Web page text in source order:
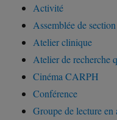
Activité
Assemblée de section
Atelier clinique
Atelier de recherche
Cinéma CARPH
Conférence
Groupe de lecture en